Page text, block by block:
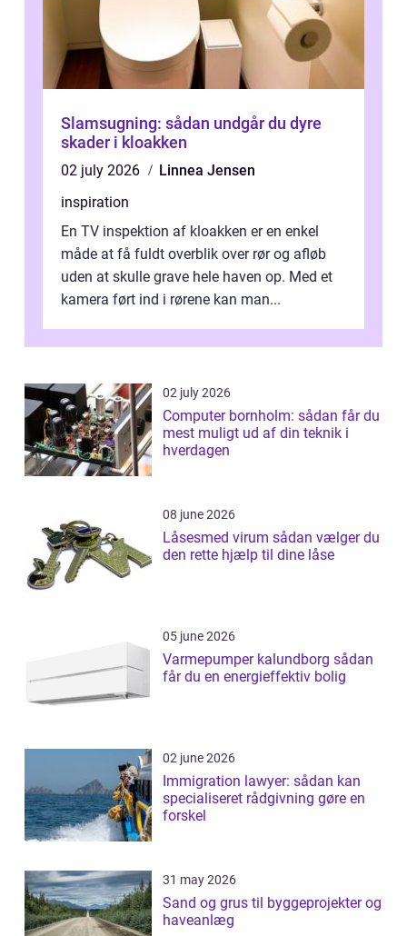
Slamsugning: sådan undgår du dyre
skader i kloakken
02 july 2026
Linnea Jensen
inspiration
En TV inspektion af kloakken er en enkel
måde at få fuldt overblik over rør og afløb
uden at skulle grave hele haven op. Med et
kamera ført ind i rørene kan man...
02 july 2026
Computer bornholm: sådan får du
mest muligt ud af din teknik i
hverdagen
08 june 2026
Låsesmed virum sådan vælger du
den rette hjælp til dine låse
05 june 2026
Varmepumper kalundborg sådan
får du en energieffektiv bolig
02 june 2026
Immigration lawyer: sådan kan
specialiseret rådgivning gøre en
forskel
31 may 2026
Sand og grus til byggeprojekter og
haveanlæg